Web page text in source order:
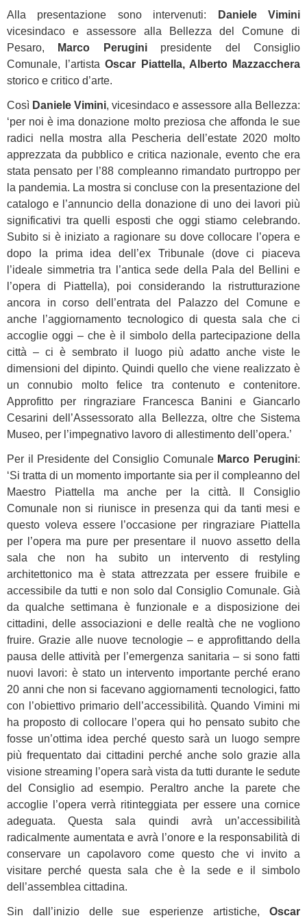
Alla presentazione sono intervenuti:
Daniele Vimini
vicesindaco e assessore alla Bellezza del Comune di
Pesaro,
Marco Peruginipresidente del Consiglio
Comunale, l’artistaOscar Piattella, Alberto Mazzacchera
storico e critico d’arte.
Così Daniele Vimini, vicesindaco e assessore alla Bellezza:
‘per noi è ima donazione molto preziosa che affonda le sue
radici nella mostra alla Pescheria dell’estate 2020 molto
apprezzata da pubblico e critica nazionale, evento che era
stata pensato per l’88 compleanno rimandato purtroppo per
la pandemia. La mostra si concluse con la presentazione del
catalogo e l’annuncio della donazione di uno dei lavori più
significativi tra quelli esposti che oggi stiamo celebrando.
Subito si è iniziato a ragionare su dove collocare l’opera e
dopo la prima idea dell’ex Tribunale (dove ci piaceva
l’ideale simmetria tra l’antica sede della Pala del Bellini e
l’opera di Piattella), poi considerando la ristrutturazione
ancora in corso dell’entrata del Palazzo del Comune e
anche l’aggiornamento tecnologico di questa sala che ci
accoglie oggi – che è il simbolo della partecipazione della
città – ci è sembrato il luogo più adatto anche viste le
dimensioni del dipinto. Quindi quello che viene realizzato è
un connubio molto felice tra contenuto e contenitore.
Approfitto per ringraziare Francesca Banini e Giancarlo
Cesarini dell’Assessorato alla Bellezza, oltre che Sistema
Museo, per l’impegnativo lavoro di allestimento dell’opera.’
Per il Presidente del Consiglio Comunale Marco Perugini:
‘Si tratta di un momento importante sia per il compleanno del
Maestro Piattella ma anche per la città. Il Consiglio
Comunale non si riunisce in presenza qui da tanti mesi e
questo voleva essere l’occasione per ringraziare Piattella
per l’opera ma pure per presentare il nuovo assetto della
sala che non ha subito un intervento di restyling
architettonico ma è stata attrezzata per essere fruibile e
accessibile da tutti e non solo dal Consiglio Comunale. Già
da qualche settimana è funzionale e a disposizione dei
cittadini, delle associazioni e delle realtà che ne vogliono
fruire. Grazie alle nuove tecnologie – e approfittando della
pausa delle attività per l’emergenza sanitaria – si sono fatti
nuovi lavori: è stato un intervento importante perché erano
20 anni che non si facevano aggiornamenti tecnologici, fatto
con l’obiettivo primario dell’accessibilità. Quando Vimini mi
ha proposto di collocare l’opera qui ho pensato subito che
fosse un’ottima idea perché questo sarà un luogo sempre
più frequentato dai cittadini perché anche solo grazie alla
visione streaming l’opera sarà vista da tutti durante le sedute
del Consiglio ad esempio. Peraltro anche la parete che
accoglie l’opera verrà ritinteggiata per essere una cornice
adeguata. Questa sala quindi avrà un’accessibilità
radicalmente aumentata e avrà l’onore e la responsabilità di
conservare un capolavoro come questo che vi invito a
visitare perché questa sala che è la sede e il simbolo
dell’assemblea cittadina.
Sin dall’inizio delle sue esperienze artistiche, Oscar